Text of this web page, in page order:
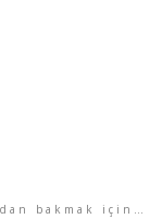
bakmak için…